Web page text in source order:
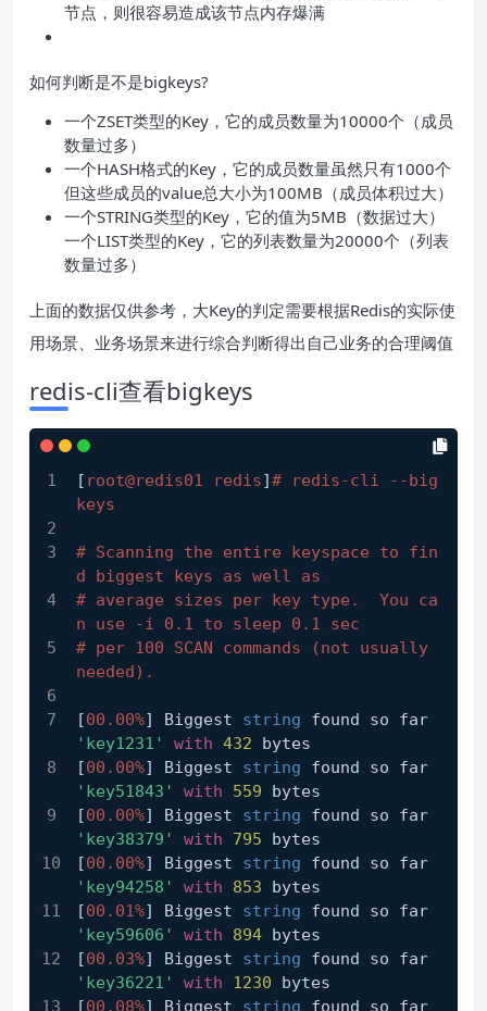
节点，则很容易造成该节点内存爆满
如何判断是不是bigkeys?
一个ZSET类型的Key，它的成员数量为10000个（成员
数量过多）
一个HASH格式的Key，它的成员数量虽然只有1000个
但这些成员的value总大小为100MB（成员体积过大）
一个STRING类型的Key，它的值为5MB（数据过大）
一个LIST类型的Key，它的列表数量为20000个（列表
数量过多）
上面的数据仅供参考，大Key的判定需要根据Redis的实际使
用场景、业务场景来进行综合判断得出自己业务的合理阈值
redis-cli查看bigkeys
[ root@redis01 redis]# redis-cli --big
keys
# Scanning the entire keyspace to fin
d biggest keys as well as
# average sizes per key type.  You ca
n use -i 0.1 to sleep 0.1 sec
# per 100 SCAN commands (not usually
needed).
[00.00%] Biggest string
'key1231'
with 432 bytes
[00.00%] Biggest string
'key51843'
with 559 bytes
[00.00%] Biggest string
'key38379'
with 795 bytes
[00.00%] Biggest string
'key94258'
with 853 bytes
[00.01%] Biggest string
'key59606'
with 894 bytes
[00.03%] Biggest string
'key36221'
with 1230 bytes
[00.08%] Biggest string